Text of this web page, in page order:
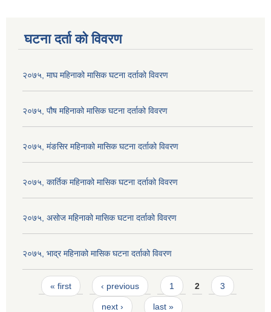
घटना दर्ता को विवरण
२०७५, माघ महिनाको मासिक घटना दर्ताको विवरण
२०७५, पौष महिनाको मासिक घटना दर्ताको विवरण
२०७५, मंङसिर महिनाको मासिक घटना दर्ताको विवरण
२०७५, कार्तिक महिनाको मासिक घटना दर्ताको विवरण
२०७५, असोज महिनाको मासिक घटना दर्ताको विवरण
२०७५, भाद्र महिनाको मासिक घटना दर्ताको विवरण
Pages
« first ‹ previous 1 2 3
next › last »